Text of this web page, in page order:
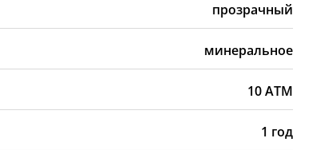
прозрачный
минеральное
10 АТМ
1 год